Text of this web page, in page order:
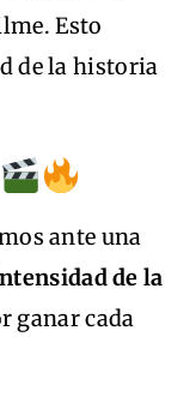
Esto
de la historia
ante una
de la
ganar cada